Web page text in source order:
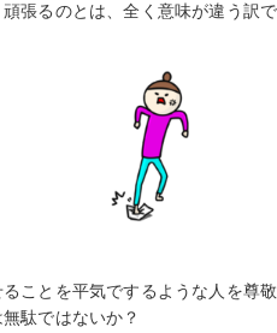
張るのとは、全く意味が違う訳で
ことを平気でするような人を尊
駄ではないか？